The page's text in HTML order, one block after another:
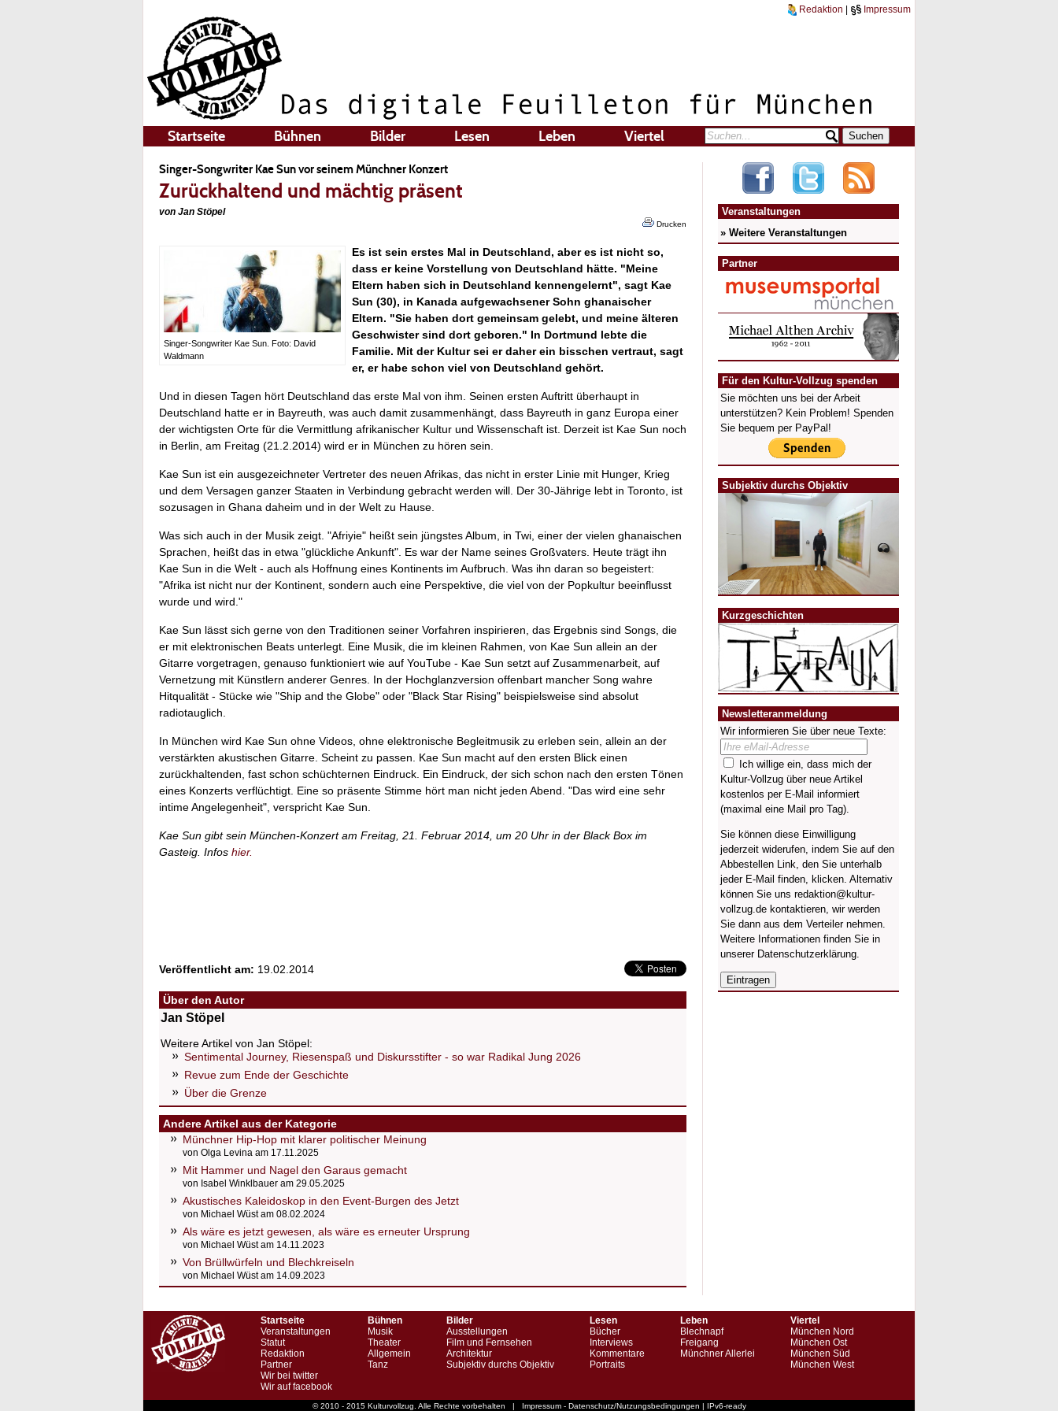
Redaktion Impressum
Startseite Bühnen Bilder Lesen Leben Viertel
Singer-Songwriter Kae Sun vor seinem Münchner Konzert
Zurückhaltend und mächtig präsent
von Jan Stöpel
Drucken
Singer-Songwriter Kae Sun. Foto: David
Waldmann
Es ist sein erstes Mal in Deutschland, aber es ist nicht so,
dass er keine Vorstellung von Deutschland hätte. "Meine
Eltern haben sich in Deutschland kennengelernt", sagt Kae
Sun (30), in Kanada aufgewachsener Sohn ghanaischer
Eltern. "Sie haben dort gemeinsam gelebt, und meine älteren
Geschwister sind dort geboren." In Dortmund lebte die
Familie. Mit der Kultur sei er daher ein bisschen vertraut, sagt
er, er habe schon viel von Deutschland gehört.
Und in diesen Tagen hört Deutschland das erste Mal von ihm. Seinen ersten Auftritt überhaupt in
Deutschland hatte er in Bayreuth, was auch damit zusammenhängt, dass Bayreuth in ganz Europa einer
der wichtigsten Orte für die Vermittlung afrikanischer Kultur und Wissenschaft ist. Derzeit ist Kae Sun noch
in Berlin, am Freitag (21.2.2014) wird er in München zu hören sein.
Kae Sun ist ein ausgezeichneter Vertreter des neuen Afrikas, das nicht in erster Linie mit Hunger, Krieg
und dem Versagen ganzer Staaten in Verbindung gebracht werden will. Der 30-Jährige lebt in Toronto, ist
sozusagen in Ghana daheim und in der Welt zu Hause.
Was sich auch in der Musik zeigt. "Afriyie" heißt sein jüngstes Album, in Twi, einer der vielen ghanaischen
Sprachen, heißt das in etwa "glückliche Ankunft". Es war der Name seines Großvaters. Heute trägt ihn
Kae Sun in die Welt - auch als Hoffnung eines Kontinents im Aufbruch. Was ihn daran so begeistert:
"Afrika ist nicht nur der Kontinent, sondern auch eine Perspektive, die viel von der Popkultur beeinflusst
wurde und wird."
Kae Sun lässt sich gerne von den Traditionen seiner Vorfahren inspirieren, das Ergebnis sind Songs, die
er mit elektronischen Beats unterlegt. Eine Musik, die im kleinen Rahmen, von Kae Sun allein an der
Gitarre vorgetragen, genauso funktioniert wie auf YouTube - Kae Sun setzt auf Zusammenarbeit, auf
Vernetzung mit Künstlern anderer Genres. In der Hochglanzversion offenbart mancher Song wahre
Hitqualität - Stücke wie "Ship and the Globe" oder "Black Star Rising" beispielsweise sind absolut
radiotauglich.
In München wird Kae Sun ohne Videos, ohne elektronische Begleitmusik zu erleben sein, allein an der
verstärkten akustischen Gitarre. Scheint zu passen. Kae Sun macht auf den ersten Blick einen
zurückhaltenden, fast schon schüchternen Eindruck. Ein Eindruck, der sich schon nach den ersten Tönen
eines Konzerts verflüchtigt. Eine so präsente Stimme hört man nicht jeden Abend. "Das wird eine sehr
intime Angelegenheit", verspricht Kae Sun.
Kae Sun gibt sein München-Konzert am Freitag, 21. Februar 2014, um 20 Uhr in der Black Box im
Gasteig. Infos hier.
Veröffentlicht am: 19.02.2014
Über den Autor
Jan Stöpel
Weitere Artikel von Jan Stöpel:
Sentimental Journey, Riesenspaß und Diskursstifter - so war Radikal Jung 2026
Revue zum Ende der Geschichte
Über die Grenze
Andere Artikel aus der Kategorie
Münchner Hip-Hop mit klarer politischer Meinung
von Olga Levina am 17.11.2025
Mit Hammer und Nagel den Garaus gemacht
von Isabel Winklbauer am 29.05.2025
Akustisches Kaleidoskop in den Event-Burgen des Jetzt
von Michael Wüst am 08.02.2024
Als wäre es jetzt gewesen, als wäre es erneuter Ursprung
von Michael Wüst am 14.11.2023
Von Brüllwürfeln und Blechkreiseln
von Michael Wüst am 14.09.2023
Veranstaltungen
» Weitere Veranstaltungen
Partner
Für den Kultur-Vollzug spenden
Sie möchten uns bei der Arbeit
unterstützen? Kein Problem! Spenden
Sie bequem per PayPal!
Subjektiv durchs Objektiv
Kurzgeschichten
Newsletteranmeldung
Wir informieren Sie über neue Texte:
Ich willige ein, dass mich der
Kultur-Vollzug über neue Artikel
kostenlos per E-Mail informiert
(maximal eine Mail pro Tag).
Sie können diese Einwilligung
jederzeit widerufen, indem Sie auf den
Abbestellen Link, den Sie unterhalb
jeder E-Mail finden, klicken. Alternativ
können Sie uns redaktion@kultur-
vollzug.de kontaktieren, wir werden
Sie dann aus dem Verteiler nehmen.
Weitere Informationen finden Sie in
unserer Datenschutzerklärung.
Startseite
Veranstaltungen
Statut
Redaktion
Partner
Wir bei twitter
Wir auf facebook
Bühnen
Musik
Theater
Allgemein
Tanz
Bilder
Ausstellungen
Film und Fernsehen
Architektur
Subjektiv durchs Objektiv
Lesen
Bücher
Interviews
Kommentare
Portraits
Leben
Blechnapf
Freigang
Münchner Allerlei
Viertel
München Nord
München Ost
München Süd
München West
© 2010 - 2015 Kulturvollzug. Alle Rechte vorbehalten | Impressum - Datenschutz/Nutzungsbedingungen | IPv6-ready